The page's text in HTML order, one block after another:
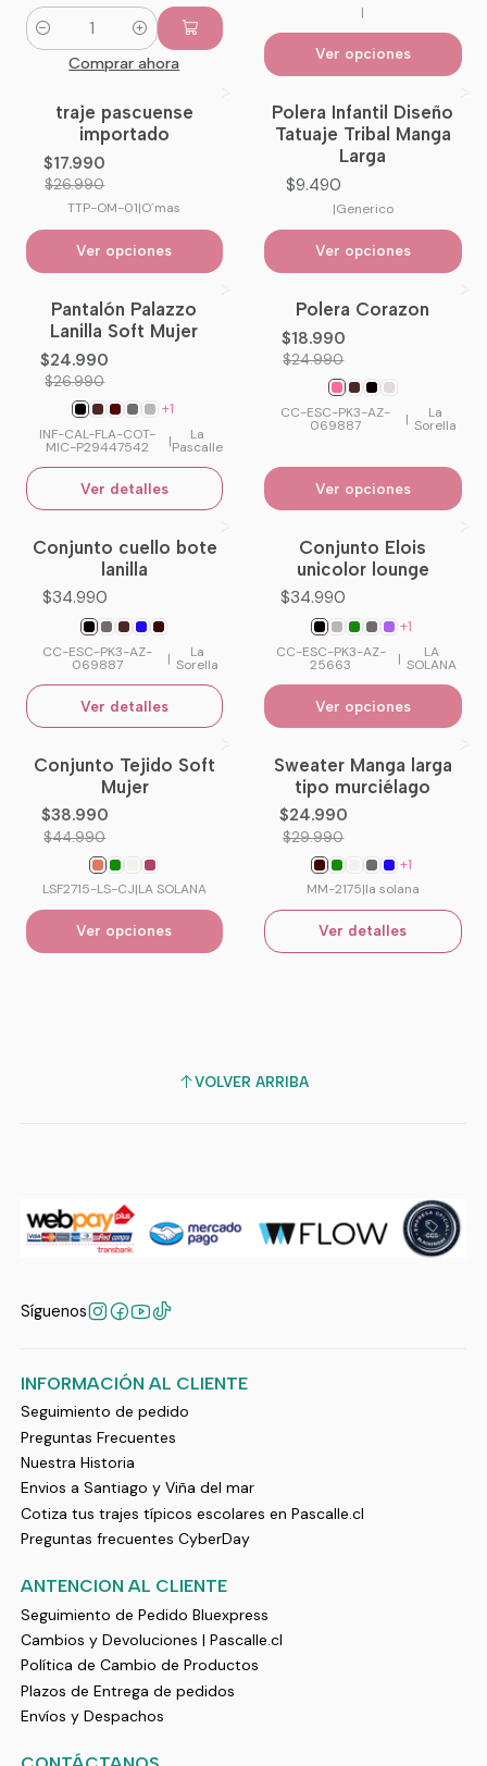
Cantidad
Comprar ahora
|
Ver opciones
-33%OFF
traje pascuense
importado
$17.990
$26.990
TTP-OM-01|O´mas
Ver opciones
Polera Infantil Diseño
Tatuaje Tribal Manga
Larga
$9.490
|Generico
Ver opciones
-7%OFF
No disponible
Pantalón Palazzo
Lanilla Soft Mujer
$24.990
$26.990
+1
INF-CAL-FLA-COT-
MIC-P29447542 | La
Pascalle
Ver detalles
-24%OFF
Polera Corazon
$18.990
$24.990
CC-ESC-PK3-AZ-
069887 | La
Sorella
Ver opciones
No disponible
Conjunto cuello bote
lanilla
$34.990
CC-ESC-PK3-AZ-
069887 | La
Sorella
Ver detalles
Conjunto Elois
unicolor lounge
$34.990
+1
CC-ESC-PK3-AZ-
25663 | LA
SOLANA
Ver opciones
-13%OFF
Conjunto Tejido Soft
Mujer
$38.990
$44.990
LSF2715-LS-CJ|LA SOLANA
Ver opciones
-17%OFF
No disponible
Sweater Manga larga
tipo murciélago
$24.990
$29.990
+1
MM-2175|la solana
Ver detalles
VOLVER ARRIBA
Síguenos
INFORMACIÓN AL CLIENTE
Seguimiento de pedido
Preguntas Frecuentes
Nuestra Historia
Envios a Santiago y Viña del mar
Cotiza tus trajes típicos escolares en Pascalle.cl
Preguntas frecuentes CyberDay
ANTENCION AL CLIENTE
Seguimiento de Pedido Bluexpress
Cambios y Devoluciones | Pascalle.cl
Política de Cambio de Productos
Plazos de Entrega de pedidos
Envíos y Despachos